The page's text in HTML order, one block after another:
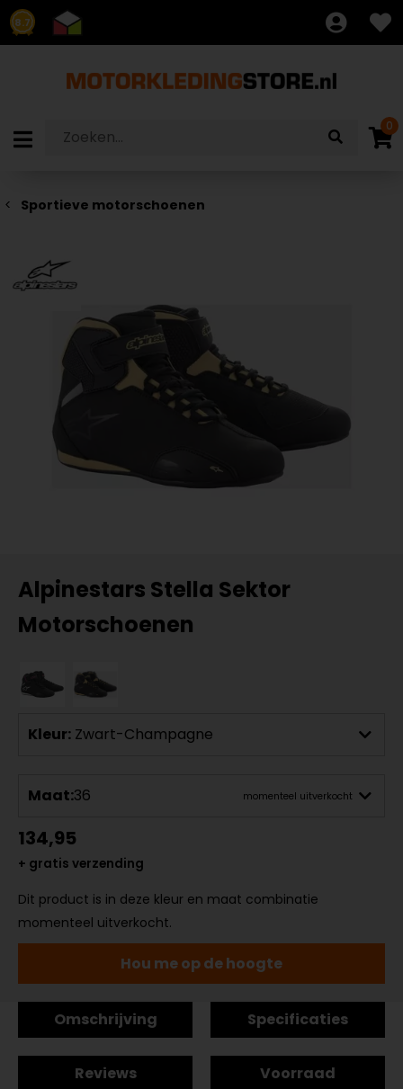
8.7
0
Sportieve motorschoenen
Alpinestars Stella Sektor
Motorschoenen
Kleur: Zwart-Champagne
Maat:36 momenteel uitverkocht
134,95
+ gratis verzending
Dit product is in deze kleur en maat combinatie
momenteel uitverkocht.
Hou me op de hoogte
Omschrijving Specificaties
Reviews Voorraad